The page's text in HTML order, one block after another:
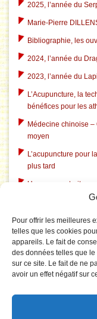
Pour offrir les meilleures
telles que les cookies
appareils. Le fait de
des données telles que
sur ce site. Le fait de ne
avoir un effet négatif sur
2025, l’année du
Marie-Pierre
Bibliographie, les
2024, l’année du
2023, l’année du
L’Acupuncture, la
bénéfices pour les
Médecine chinoise –
moyen
L’acupuncture pour
plus tard
Un nouveau
chinoises
L’acupuncture aide
L’acupuncture
cerveau dans le
Le Tai Chi est
La puncture du 3F